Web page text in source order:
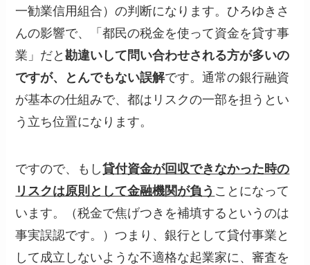
一勧業信用組合）の判断になります。ひろゆきさ
んの影響で、「都民の税金を使って資金を貸す事
業」だと勘違いして問い合わせされる方が多いの
ですが、とんでもない誤解です。通常の銀行融資
が基本の仕組みで、都はリスクの一部を担うとい
う立ち位置になります。
ですので、もし貸付資金が回収できなかった時の
リスクは原則として金融機関が負う ことになって
います。（税金で焦げつきを補填するというのは
事実誤認です。）つまり、銀行として貸付事業と
して成立しないような不適格な起業家に、審査を